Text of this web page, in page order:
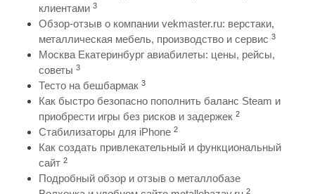
клиентами 3
Обзор-отзыв о компании vekmaster.ru: верстаки,
металлическая мебель, производство и сервис 3
Москва Екатеринбург авиабилеты: цены, рейсы,
советы 3
Тесто на бешбармак 3
Как быстро безопасно пополнить баланс Steam и
приобрести игры без рисков и задержек 2
Стабилизаторы для iPhone 2
Как создать привлекательный и функциональный
сайт 2
Подробный обзор и отзыв о металлобазе
2